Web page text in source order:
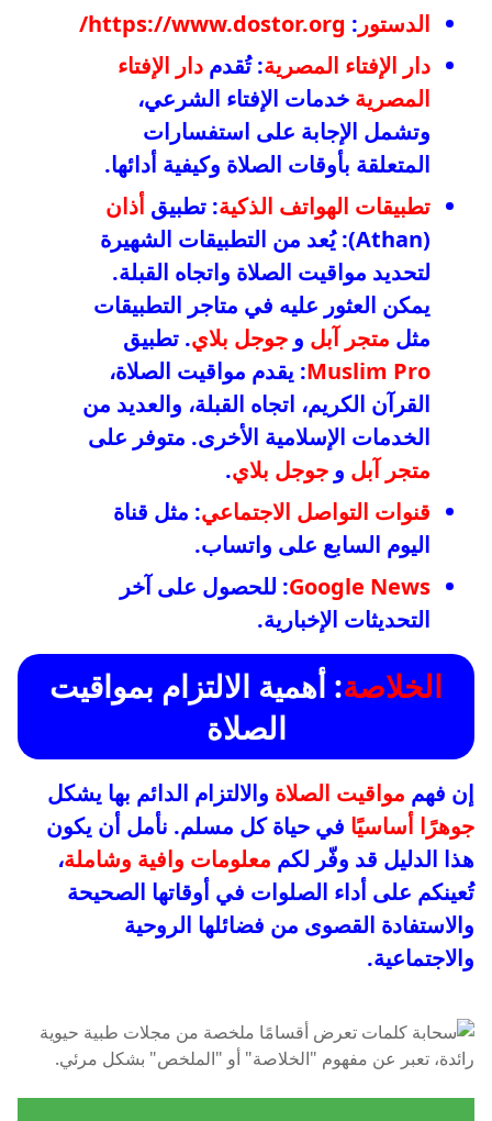
الدستور :
https://www.dostor.org/
دار الإفتاء المصرية: تُقدم دار الإفتاء
المصرية خدمات الإفتاء الشرعي،
وتشمل الإجابة على استفسارات
المتعلقة بأوقات الصلاة وكيفية أدائها.
تطبيقات الهواتف الذكية: تطبيق أذان
(Athan): يُعد من التطبيقات الشهيرة
لتحديد مواقيت الصلاة واتجاه القبلة.
يمكن العثور عليه في متاجر التطبيقات
مثل متجر آبل و جوجل بلاي. تطبيق
Muslim Pro: يقدم مواقيت الصلاة،
القرآن الكريم، اتجاه القبلة، والعديد من
الخدمات الإسلامية الأخرى. متوفر على
متجر آبل و جوجل بلاي.
قنوات التواصل الاجتماعي: مثل قناة
اليوم السابع على واتساب.
Google News: للحصول على آخر
التحديثات الإخبارية.
الخلاصة: أهمية الالتزام بمواقيت
الصلاة
إن فهم مواقيت الصلاة والالتزام الدائم بها يشكل
جوهرًا أساسيًا في حياة كل مسلم. نأمل أن يكون
هذا الدليل قد وفّر لكم معلومات وافية وشاملة،
تُعينكم على أداء الصلوات في أوقاتها الصحيحة
والاستفادة القصوى من فضائلها الروحية
والاجتماعية.